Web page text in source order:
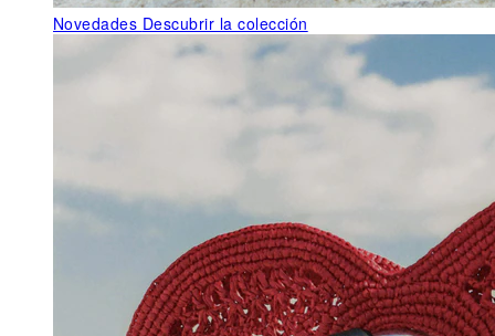
Novedades Descubrir la colección